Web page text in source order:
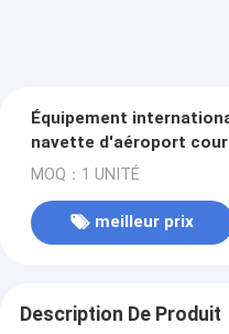
Équipement
navette d'aéroport
MOQ：1 UNITÉ
meilleur prix
Description De Produit